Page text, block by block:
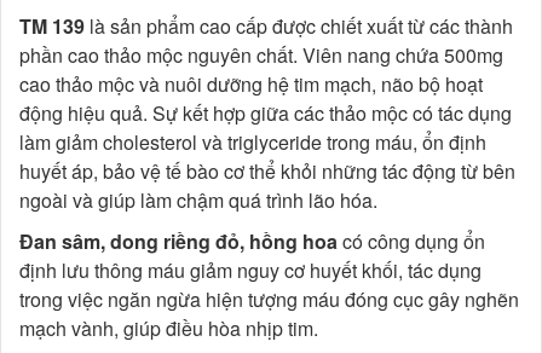
TM 139 là sản phẩm cao cấp được chiết xuất từ các thành
phần cao thảo mộc nguyên chất. Viên nang chứa 500mg
cao thảo mộc và nuôi dưỡng hệ tim mạch, não bộ hoạt
động hiệu quả. Sự kết hợp giữa các thảo mộc có tác dụng
làm giảm cholesterol và triglyceride trong máu, ổn định
huyết áp, bảo vệ tế bào cơ thể khỏi những tác động từ bên
ngoài và giúp làm chậm quá trình lão hóa.
Đan sâm, dong riềng đỏ, hồng hoa có công dụng ổn
định lưu thông máu giảm nguy cơ huyết khối, tác dụng
trong việc ngăn ngừa hiện tượng máu đóng cục gây nghẽn
mạch vành, giúp điều hòa nhịp tim.